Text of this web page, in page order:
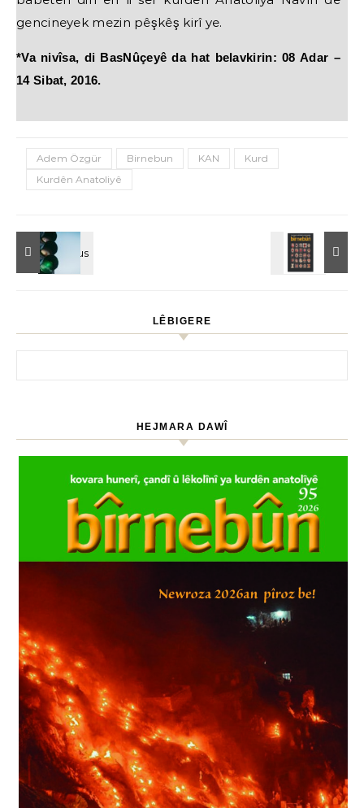
gencineyek mezin pêşkêş kirî ye.
*Va nivîsa, di BasNûçeyê da hat belavkirin: 08 Adar –
14 Sibat, 2016.
Adem Özgür Birnebun KAN
Kurd
Kurdên Anatoliyê
LÊBIGERE
HEJMARA DAWÎ